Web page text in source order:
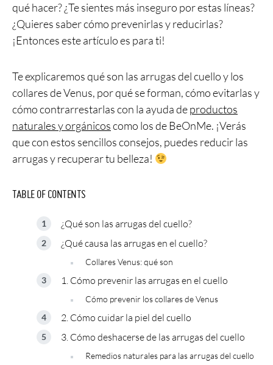
qué hacer? ¿Te sientes más inseguro por estas líneas?
¿Quieres saber cómo prevenirlas y reducirlas?
¡Entonces este artículo es para ti!
Te explicaremos qué son las arrugas del cuello y los
collares de Venus, por qué se forman, cómo evitarlas y
cómo contrarrestarlas con la ayuda deproductos
naturales y orgánicoscomo los de BeOnMe. ¡Verás
que con estos sencillos consejos, puedes reducir las
arrugas y recuperar tu belleza!
TABLE OF CONTENTS
¿Qué son las arrugas del cuello?
¿Qué causa las arrugas en el cuello?
Collares Venus: qué son
1. Cómo prevenir las arrugas en el cuello
Cómo prevenir los collares de Venus
2. Cómo cuidar la piel del cuello
3. Cómo deshacerse de las arrugas del cuello
Remedios naturales para las arrugas del cuello